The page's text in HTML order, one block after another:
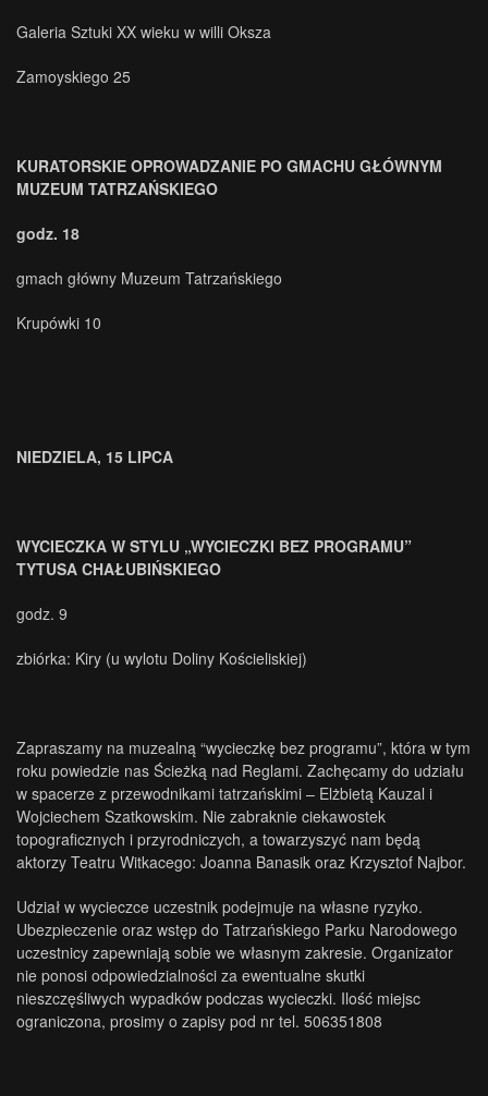
Galeria Sztuki XX wieku w willi Oksza
Zamoyskiego 25
KURATORSKIE OPROWADZANIE PO GMACHU GŁÓWNYM
MUZEUM TATRZAŃSKIEGO
godz. 18
gmach główny Muzeum Tatrzańskiego
Krupówki 10
NIEDZIELA, 15 LIPCA
WYCIECZKA W STYLU „WYCIECZKI BEZ PROGRAMU”
TYTUSA CHAŁUBIŃSKIEGO
godz. 9
zbiórka: Kiry (u wylotu Doliny Kościeliskiej)
Zapraszamy na muzealną “wycieczkę bez programu”, która w tym
roku powiedzie nas Ścieżką nad Reglami. Zachęcamy do udziału
w spacerze z przewodnikami tatrzańskimi – Elżbietą Kauzal i
Wojciechem Szatkowskim. Nie zabraknie ciekawostek
topograficznych i przyrodniczych, a towarzyszyć nam będą
aktorzy Teatru Witkacego: Joanna Banasik oraz Krzysztof Najbor.
Udział w wycieczce uczestnik podejmuje na własne ryzyko.
Ubezpieczenie oraz wstęp do Tatrzańskiego Parku Narodowego
uczestnicy zapewniają sobie we własnym zakresie. Organizator
nie ponosi odpowiedzialności za ewentualne skutki
nieszczęśliwych wypadków podczas wycieczki. Ilość miejsc
ograniczona, prosimy o zapisy pod nr tel. 506351808